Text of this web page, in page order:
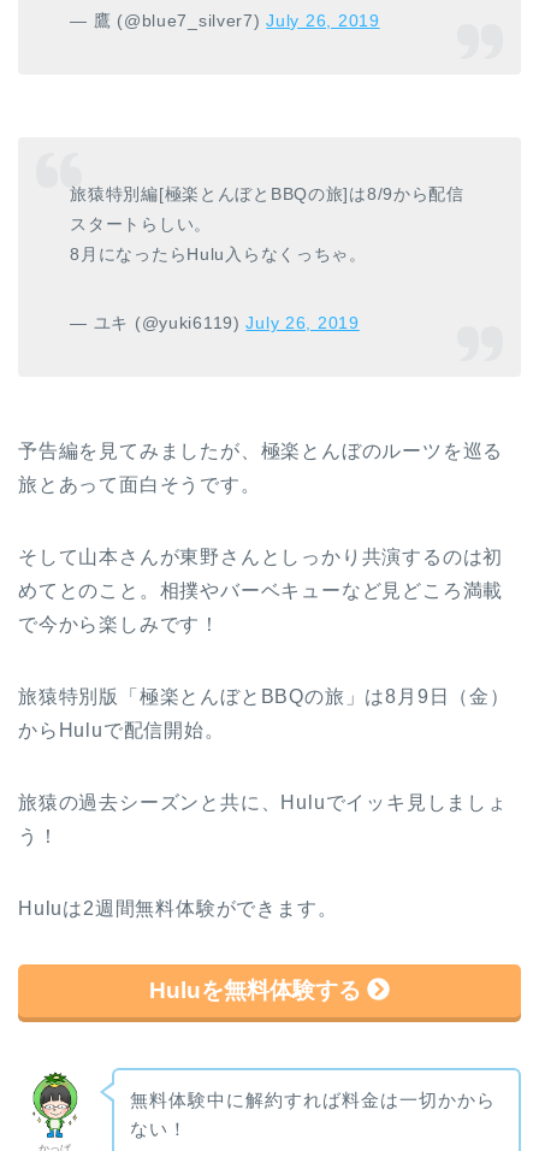
— 鷹 (@blue7_silver7)July 26, 2019
旅猿特別編[極楽とんぼとBBQの旅]は8/9から配信
スタートらしい。
8月になったらHulu入らなくっちゃ。
— ユキ (@yuki6119)July 26, 2019
予告編を見てみましたが、極楽とんぼのルーツを巡る
旅とあって面白そうです。
そして山本さんが東野さんとしっかり共演するのは初
めてとのこと。相撲やバーベキューなど見どころ満載
で今から楽しみです！
旅猿特別版「極楽とんぼとBBQの旅」は8月9日（金）
からHuluで配信開始。
旅猿の過去シーズンと共に、Huluでイッキ見しましょ
う！
Huluは2週間無料体験ができます。
Huluを無料体験する
無料体験中に解約すれば料金は一切かから
ない！